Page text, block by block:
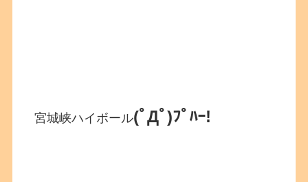
宮城峡ハイボール(ﾟДﾟ)ﾌﾟﾊｰ!